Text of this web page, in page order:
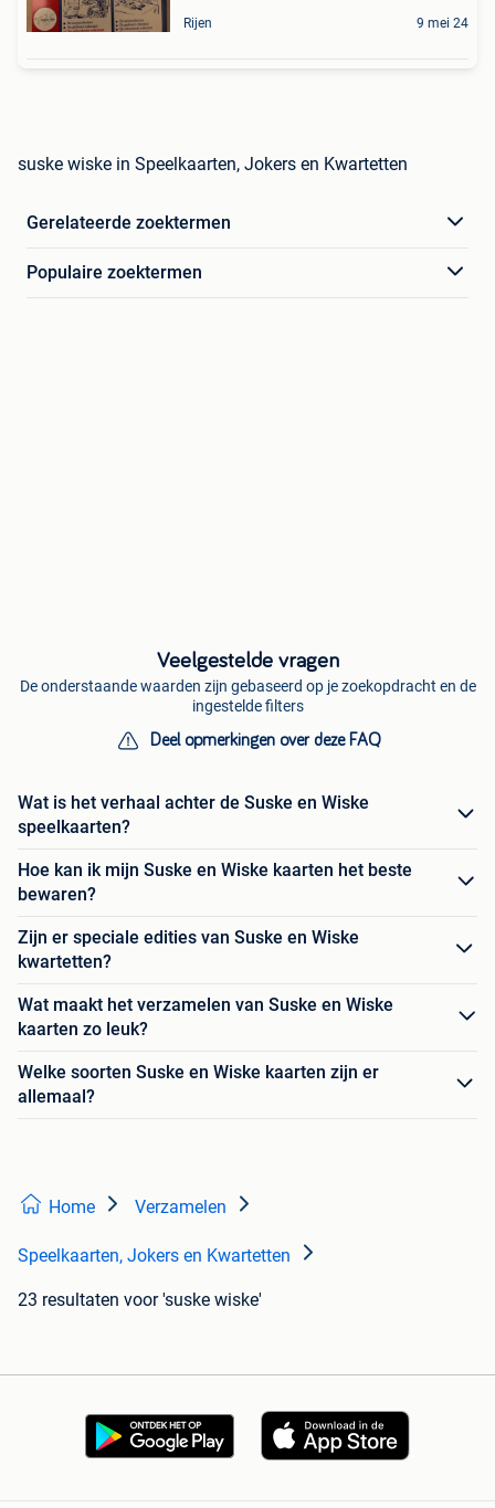
Rijen 9 mei 24
suske wiske in Speelkaarten, Jokers en Kwartetten
Gerelateerde zoektermen
Populaire zoektermen
Veelgestelde vragen
De onderstaande waarden zijn gebaseerd op je zoekopdracht en de
ingestelde filters
Deel opmerkingen over deze FAQ
Wat is het verhaal achter de Suske en Wiske
speelkaarten?
Hoe kan ik mijn Suske en Wiske kaarten het beste
bewaren?
Zijn er speciale edities van Suske en Wiske
kwartetten?
Wat maakt het verzamelen van Suske en Wiske
kaarten zo leuk?
Welke soorten Suske en Wiske kaarten zijn er
allemaal?
Home Verzamelen
Speelkaarten, Jokers en Kwartetten
23 resultaten voor 'suske wiske'